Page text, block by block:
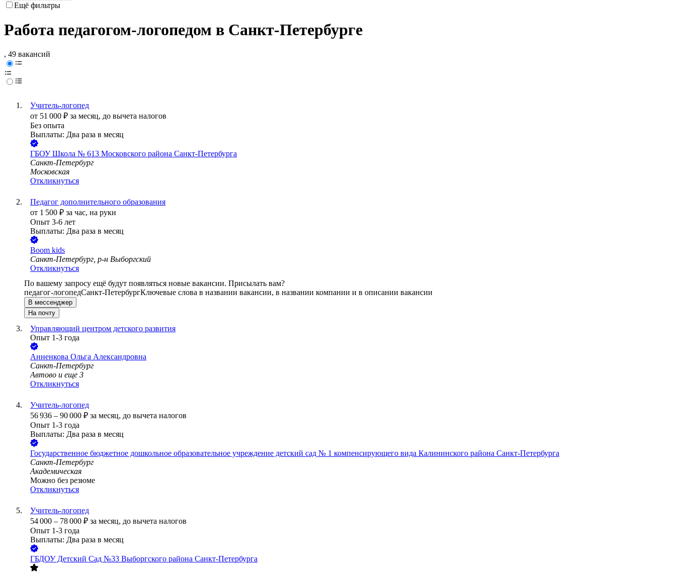
Ещё фильтры
Работа педагогом-логопедом в Санкт-Петербурге
, 49 вакансий
Учитель-логопед
от 51 000 ₽ за месяц, до вычета налогов
Без опыта
Выплаты: Два раза в месяц
ГБОУ Школа № 613 Московского района Санкт-Петербурга
Санкт-Петербург
Московская
Откликнуться
Педагог дополнительного образования
от 1 500 ₽ за час, на руки
Опыт 3-6 лет
Выплаты: Два раза в месяц
Boom kids
Санкт-Петербург, р-н Выборгский
Откликнуться
По вашему запросу ещё будут появляться новые вакансии. Присылать вам?
педагог-логопедСанкт-ПетербургКлючевые слова в названии вакансии, в названии компании и в описании вакансии
В мессенджер
На почту
Управляющий центром детского развития
Опыт 1-3 года
Анненкова Ольга Александровна
Санкт-Петербург
Автово и еще 3
Откликнуться
Учитель-логопед
56 936 – 90 000 ₽ за месяц, до вычета налогов
Опыт 1-3 года
Выплаты: Два раза в месяц
Государственное бюджетное дошкольное образовательное учреждение детский сад № 1 компенсирующего вида Калининского района Санкт-Петербурга
Санкт-Петербург
Академическая
Можно без резюме
Откликнуться
Учитель-логопед
54 000 – 78 000 ₽ за месяц, до вычета налогов
Опыт 1-3 года
Выплаты: Два раза в месяц
ГБДОУ Детский Сад №33 Выборгского района Санкт-Петербурга